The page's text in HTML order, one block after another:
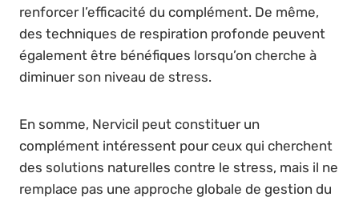
renforcer l’efficacité du complément. De même,
des techniques de respiration profonde peuvent
également être bénéfiques lorsqu’on cherche à
diminuer son niveau de stress.
En somme, Nervicil peut constituer un
complément intéressent pour ceux qui cherchent
des solutions naturelles contre le stress, mais il ne
remplace pas une approche globale de gestion du